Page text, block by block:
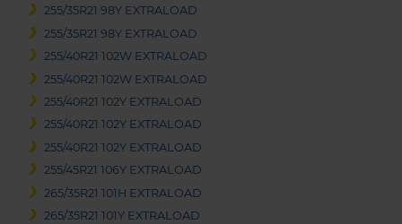
255/35R21 98Y EXTRALOAD
255/35R21 98Y EXTRALOAD
255/40R21 102W EXTRALOAD
255/40R21 102W EXTRALOAD
255/40R21 102Y EXTRALOAD
255/40R21 102Y EXTRALOAD
255/40R21 102Y EXTRALOAD
255/45R21 106Y EXTRALOAD
265/35R21 101H EXTRALOAD
265/35R21 101Y EXTRALOAD